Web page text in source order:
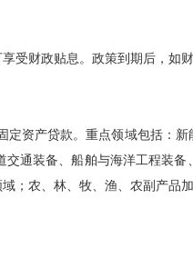
受财政贴息。政策到期后，如
资产贷款。重点领域包括：
通装备、船舶与海洋工程装
农、林、牧、渔、农副产品